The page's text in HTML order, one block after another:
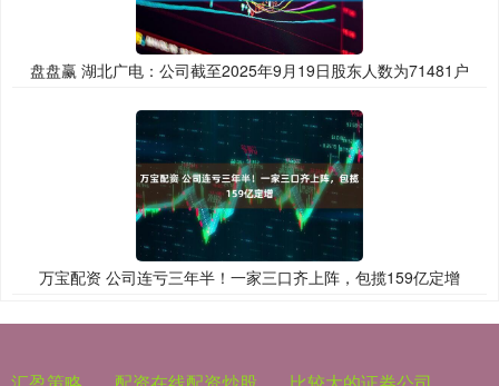
盘盘赢 湖北广电：公司截至2025年9月19日股东人数为71481户
万宝配资 公司连亏三年半！一家三口齐上阵，包揽159亿定增